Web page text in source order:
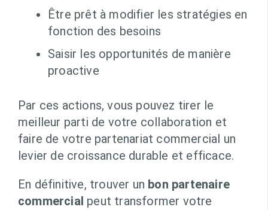
Être prêt à modifier les stratégies en
fonction des besoins
Saisir les opportunités de manière
proactive
Par ces actions, vous pouvez tirer le
meilleur parti de votre collaboration et
faire de votre partenariat commercial un
levier de croissance durable et efficace.
En définitive, trouver un bon partenaire
commercial peut transformer votre